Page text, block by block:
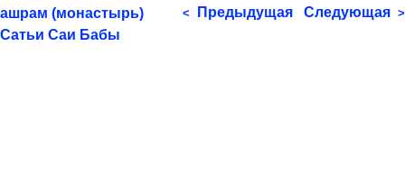
ашрам (монастырь)
Сатьи Саи Бабы
< Предыдущая Следующая >